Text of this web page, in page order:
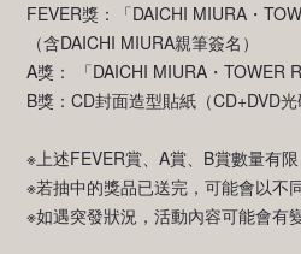
FEVER獎：「DAICHI MIURA・
（含DAICHI MIURA親筆簽名）
A獎： 「DAICHI MIURA・TOWER
B獎：CD封面造型貼紙（CD+DVD光
※上述FEVER賞、A賞、B賞數量有限
※若抽中的獎品已送完，可能會以不
※如遇突發狀況，活動內容可能會有